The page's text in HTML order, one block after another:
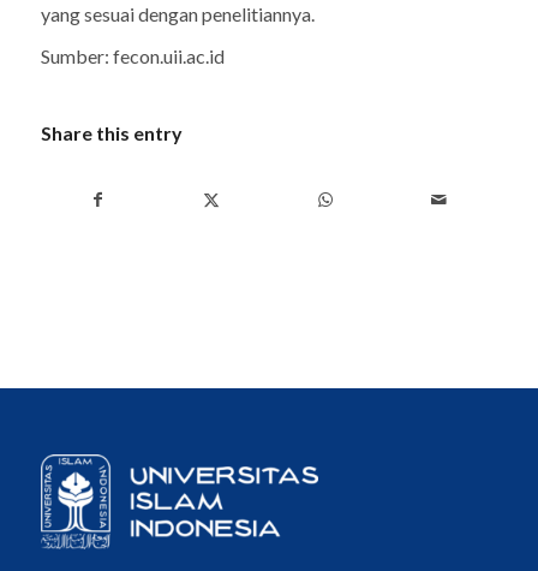
yang sesuai dengan penelitiannya.
Sumber: fecon.uii.ac.id
Share this entry